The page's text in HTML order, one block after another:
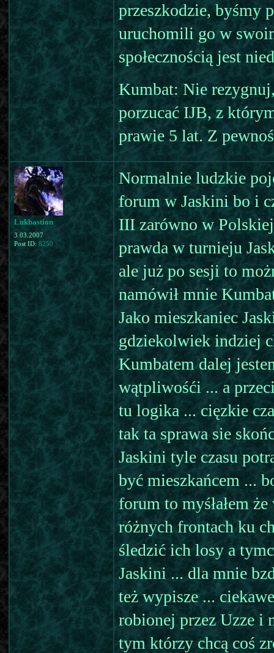
przeszkodzie, byśmy
uruchomili go w
społecznością jest
Kumbat: Nie
porzucać IJB, z
prawie 5 lat. Z
Lukbastion
3.03.2007
Post ID: 8250
Normalnie ludzkie
forum w Jaskini bo i
III zarówno w
prawda w turnieju
ale już po sesji to
namówił mnie
Jako mieszkaniec
gdziekolwiek indziej
Kumbatem dalej
wątpliwośći ... a
tu logika ... cięzkie
tak ta sprawa sie
Jaskini tyle czasu
być mieszkańcem ...
forum to myśłałem
różnych frontach ku
śledzić ich losy a
Jaskini ... dla mnie
też wypisze ...
robionej przez Uzze i
tym którzy chcą coś